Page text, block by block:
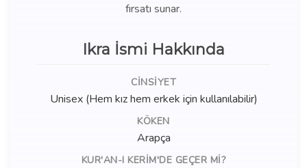
fırsatı sunar.
Ikra İsmi Hakkında
CINSIYET
Unisex (Hem kız hem erkek için kullanılabilir)
KÖKEN
Arapça
KUR'AN-I KERIM'DE GEÇER MI?